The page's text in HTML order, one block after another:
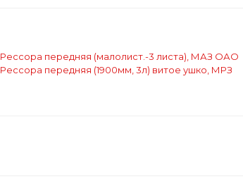
Рессора передняя (малолист.-3 листа), МАЗ ОАО
Рессора передняя (1900мм, 3л) витое ушко, МРЗ